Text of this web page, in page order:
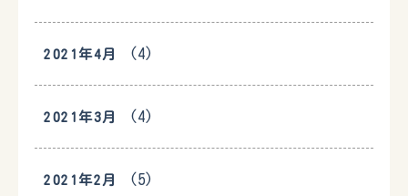
2021年4月 (4)
2021年3月 (4)
2021年2月 (5)